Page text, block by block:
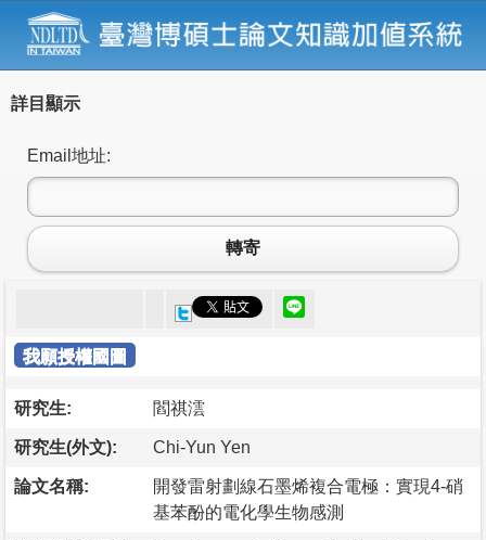
詳目顯示
Email地址:
轉寄
我願授權國圖
研究生: 閻祺澐
研究生(外文): Chi-Yun Yen
論文名稱:
開發雷射劃線石墨烯複合電極：實現4-硝
基苯酚的電化學生物感測